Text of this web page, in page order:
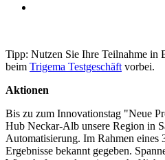
Tipp: Nutzen Sie Ihre Teilnahme in
beim Trigema Testgeschäft vorbei.
Aktionen
Bis zu zum Innovationstag "Neue
Hub Neckar-Alb unsere Region in
Automatisierung. Im Rahmen eines
Ergebnisse bekannt gegeben.